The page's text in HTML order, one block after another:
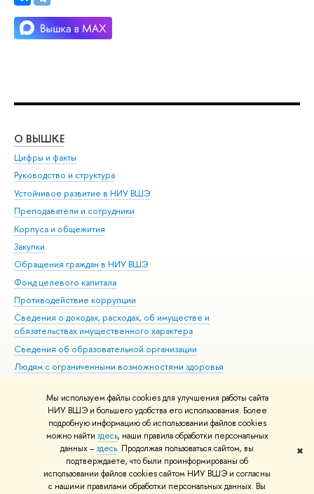
Мы используем файлы cookies для улучшения работы сайта
НИУ ВШЭ и большего удобства его использования. Более
подробную информацию об использовании файлов cookies
можно найти здесь, наши правила обработки персональных
данных –здесь. Продолжая пользоваться сайтом, вы
подтверждаете, что были проинформированы об
использовании файлов cookies сайтом НИУ ВШЭ и согласны
с нашими правилами обработки персональных данных. Вы
✖
О ВЫШКЕ
Цифры и факты
Руководство и структура
Устойчивое развитие в НИУ ВШЭ
Преподаватели и сотрудники
Корпуса и общежития
Закупки
Обращения граждан в НИУ ВШЭ
Фонд целевого капитала
Противодействие коррупции
Сведения о доходах, расходах, об имуществе и
обязательствах имущественного характера
Сведения об образовательной организации
Людям с ограниченными возможностями здоровья
Работа в Вышке
© НИУ ВШЭ 1993–2026 Адреса и контакты Условия использования
материалов Политика конфиденциальности Карта сайта